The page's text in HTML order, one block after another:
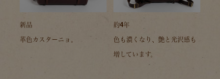
新品
革色カスターニョ。
約4年
色も濃くなり、艶と光沢感も
増しています。